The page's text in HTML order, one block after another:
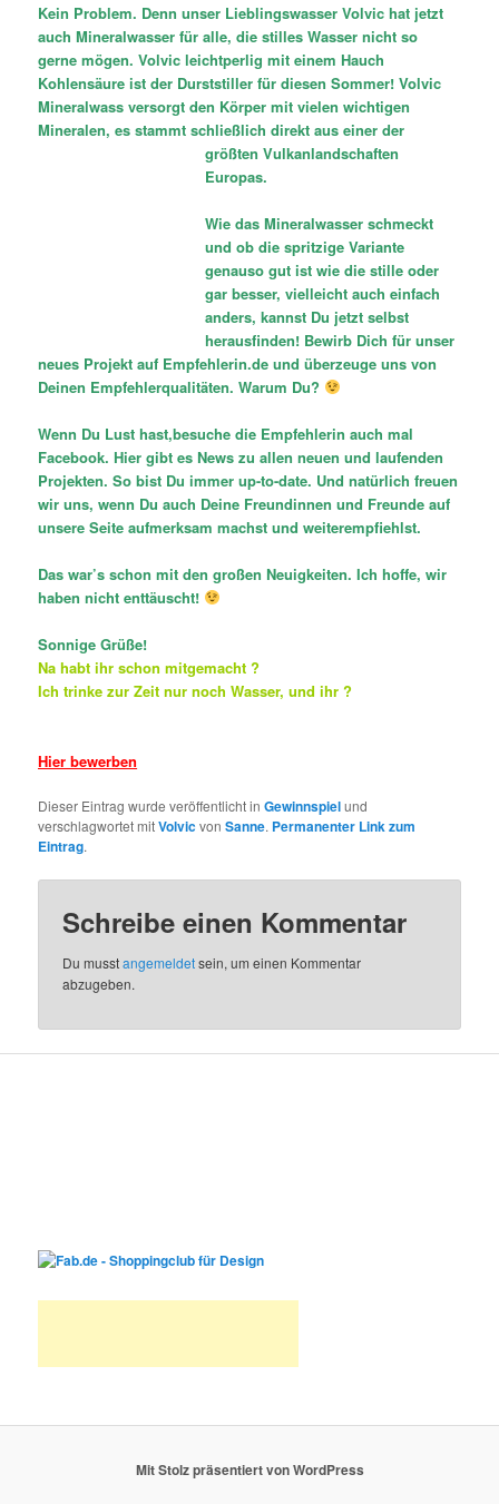
Kein Problem. Denn unser Lieblingswasser Volvic hat jetzt
auch Mineralwasser für alle, die stilles Wasser nicht so
gerne mögen. Volvic leichtperlig mit einem Hauch
Kohlensäure ist der Durststiller für diesen Sommer! Volvic
Mineralwass versorgt den Körper mit vielen wichtigen
Mineralen, es stammt schließlich direkt aus einer der
größten Vulkanlandschaften
Europas.
Wie das Mineralwasser schmeckt
und ob die spritzige Variante
genauso gut ist wie die stille oder
gar besser, vielleicht auch einfach
anders, kannst Du jetzt selbst
herausfinden! Bewirb Dich für unser
neues Projekt auf Empfehlerin.de und überzeuge uns von
Deinen Empfehlerqualitäten. Warum Du?
Wenn Du Lust hast,besuche die Empfehlerin auch mal
Facebook. Hier gibt es News zu allen neuen und laufenden
Projekten. So bist Du immer up-to-date. Und natürlich freuen
wir uns, wenn Du auch Deine Freundinnen und Freunde auf
unsere Seite aufmerksam machst und weiterempfiehlst.
Das war’s schon mit den großen Neuigkeiten. Ich hoffe, wir
haben nicht enttäuscht!
Sonnige Grüße!
Na habt ihr schon mitgemacht ?
Ich trinke zur Zeit nur noch Wasser, und ihr ?
Hier bewerben
Dieser Eintrag wurde veröffentlicht inGewinnspielund
verschlagwortet mitVolvicvonSanne. Permanenter Link zum
Eintrag.
Schreibe einen Kommentar
Du musstangemeldetsein, um einen Kommentar
abzugeben.
Mit Stolz präsentiert von WordPress